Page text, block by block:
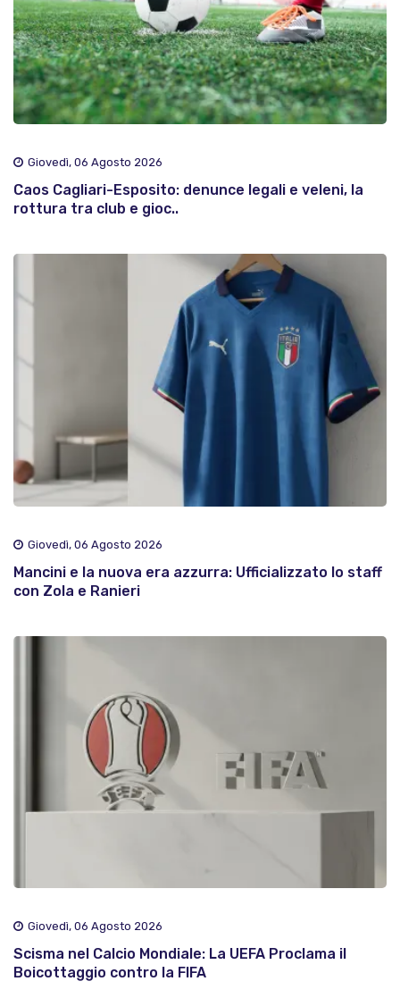
Giovedì, 06 Agosto 2026
Caos Cagliari-Esposito: denunce legali e veleni, la
rottura tra club e gioc..
Giovedì, 06 Agosto 2026
Mancini e la nuova era azzurra: Ufficializzato lo staff
con Zola e Ranieri
Giovedì, 06 Agosto 2026
Scisma nel Calcio Mondiale: La UEFA Proclama il
Boicottaggio contro la FIFA